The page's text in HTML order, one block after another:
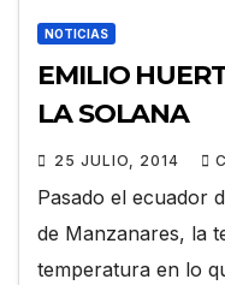
NOTICIAS
EMILIO
LA SOLANA
25 JULIO, 2014
Pasado el ecuador
de Manzanares, la
temperatura en lo